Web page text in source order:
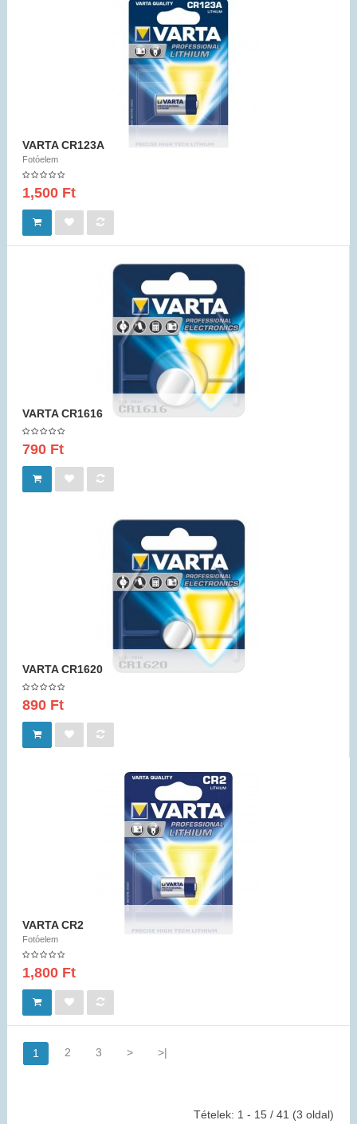
VARTA CR123A
Fotóelem
1,500 Ft
VARTA CR1616
790 Ft
VARTA CR1620
890 Ft
VARTA CR2
Fotóelem
1,800 Ft
1 2 3 > >|
Tételek: 1 - 15 / 41 (3 oldal)